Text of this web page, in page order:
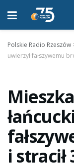
Polskie Radio Rzeszów
uwierzył fałszywemu
i stracił